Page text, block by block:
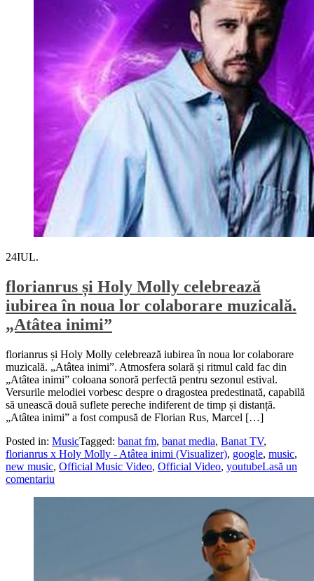
24IUL.
florianrus și Holy Molly celebrează
iubirea în noua lor colaborare muzicală.
„Atâtea inimi”
florianrus și Holy Molly celebrează iubirea în noua lor colaborare
muzicală. „Atâtea inimi”. Atmosfera solară și ritmul cald fac din
„Atâtea inimi” coloana sonoră perfectă pentru sezonul estival.
Versurile melodiei vorbesc despre o dragostea predestinată, capabilă
să unească două suflete pereche indiferent de timp și distanță.
„Atâtea inimi” a fost compusă de Florian Rus, Marcel […]
Posted in: MusicTagged: banat fm, banat media, Banat TV,
florianrus x Holy Molly - Atâtea inimi (Visualizer), google, music,
new music, Official Music Video, Official Video, youtubeLasă un
comentariu